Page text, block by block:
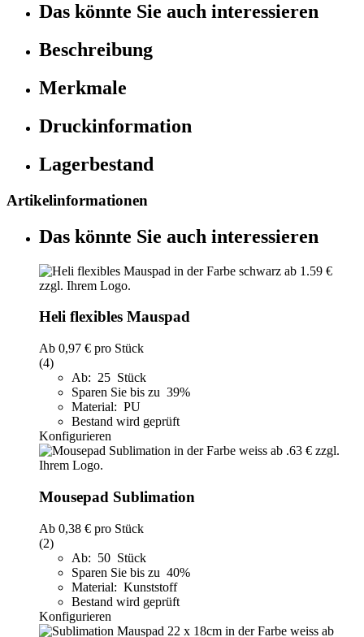
Das könnte Sie auch interessieren
Beschreibung
Merkmale
Druckinformation
Lagerbestand
Artikelinformationen
Das könnte Sie auch interessieren
Heli flexibles Mauspad
Ab 0,97 € pro Stück
(4)
Ab: 25 Stück
Sparen Sie bis zu 39%
Material: PU
Bestand wird geprüft
Konfigurieren
Mousepad Sublimation
Ab 0,38 € pro Stück
(2)
Ab: 50 Stück
Sparen Sie bis zu 40%
Material: Kunststoff
Bestand wird geprüft
Konfigurieren